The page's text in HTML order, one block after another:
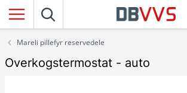
Mareli pillefyr reservedele
Overkogstermostat - auto